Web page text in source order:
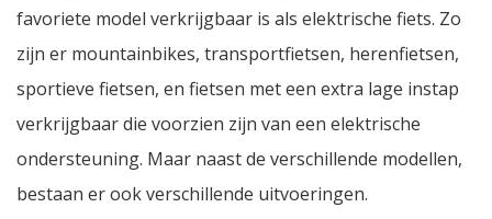
favoriete model verkrijgbaar is als elektrische fiets. Zo
zijn er mountainbikes, transportfietsen, herenfietsen,
sportieve fietsen, en fietsen met een extra lage instap
verkrijgbaar die voorzien zijn van een elektrische
ondersteuning. Maar naast de verschillende modellen,
bestaan er ook verschillende uitvoeringen.